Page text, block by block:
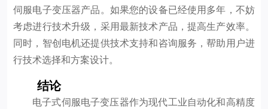
伺服电子变压器产品。如果您的设备已经使用多年，不妨
考虑进行技术升级，采用最新技术产品，提高生产效率。
同时，智创电机还提供技术支持和咨询服务，帮助用户进
行技术选择和方案设计。
结论
电子式伺服电子变压器作为现代工业自动化和高精度